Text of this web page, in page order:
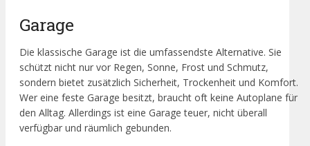
Garage
Die klassische Garage ist die umfassendste Alternative. Sie
schützt nicht nur vor Regen, Sonne, Frost und Schmutz,
sondern bietet zusätzlich Sicherheit, Trockenheit und Komfort.
Wer eine feste Garage besitzt, braucht oft keine Autoplane für
den Alltag. Allerdings ist eine Garage teuer, nicht überall
verfügbar und räumlich gebunden.